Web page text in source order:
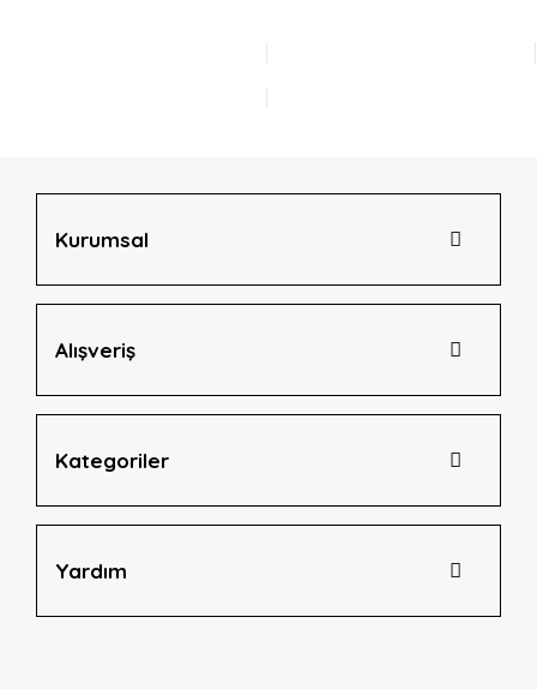
Ürün açıklamasında eksik bilgiler bulunuyor.
Kurumsal
Alışveriş
Kategoriler
Yardım